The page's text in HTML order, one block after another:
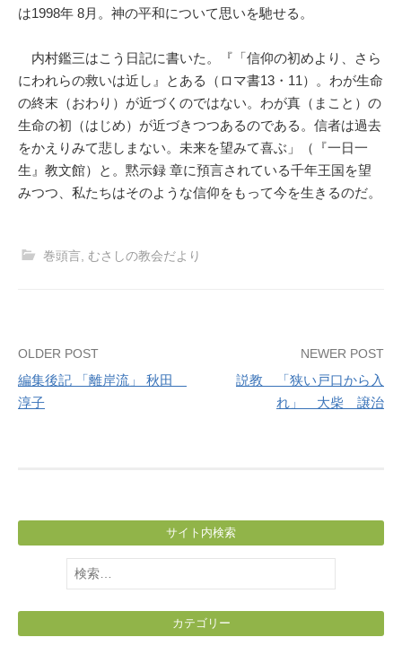
は1998年 8月。神の平和について思いを馳せる。
内村鑑三はこう日記に書いた。『「信仰の初めより、さら
にわれらの救いは近し』とある（ロマ書13・11）。わが生命
の終末（おわり）が近づくのではない。わが真（まこと）の
生命の初（はじめ）が近づきつつあるのである。信者は過去
をかえりみて悲しまない。未来を望みて喜ぶ」（『一日一
生』教文館）と。黙示録 章に預言されている千年王国を望
みつつ、私たちはそのような信仰をもって今を生きるのだ。
巻頭言 むさしの教会だより
Post
navigation
OLDER POST
編集後記 「離岸流」 秋田
淳子
NEWER POST
説教 「狭い戸口から入
れ」 大柴 譲治
サイト内検索
検
索:
カテゴリー